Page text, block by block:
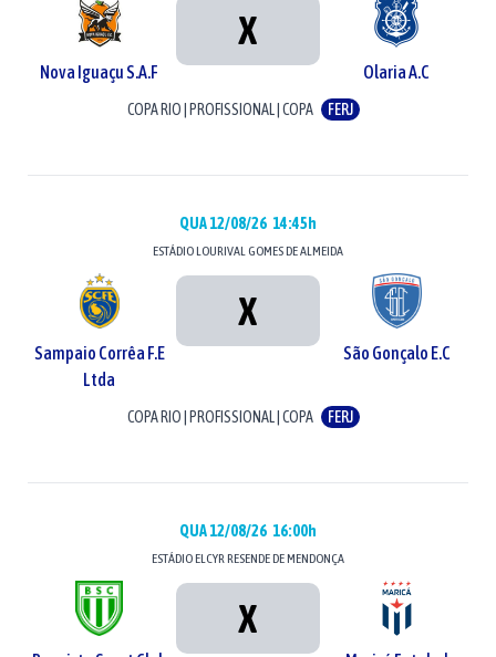
Nova Iguaçu S.A.F
X
Olaria A.C
COPA RIO PROFISSIONAL COPA FERJ
QUA 12/08/26 14:45h
ESTÁDIOLOURIVAL GOMES DE ALMEIDA
Sampaio Corrêa F.E
Ltda
X
São Gonçalo E.C
COPA RIO PROFISSIONAL COPA FERJ
QUA 12/08/26 16:00h
ESTÁDIOELCYR RESENDE DE MENDONÇA
X